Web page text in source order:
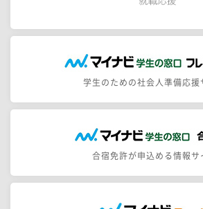
学生のための社会人準備応援
合宿免許が申込める情報サ